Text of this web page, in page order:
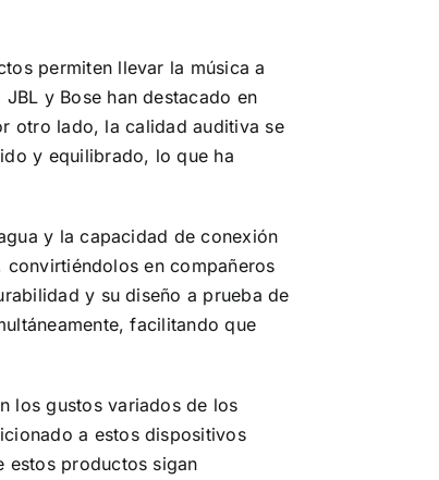
permiten llevar la música a
y Bose han destacado en
otro lado, la calidad auditiva se
y equilibrado, lo que ha
y la capacidad de conexión
convirtiéndolos en compañeros
y su diseño a prueba de
facilitando que
los gustos variados de los
a estos dispositivos
estos productos sigan